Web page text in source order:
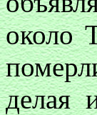
около
делая